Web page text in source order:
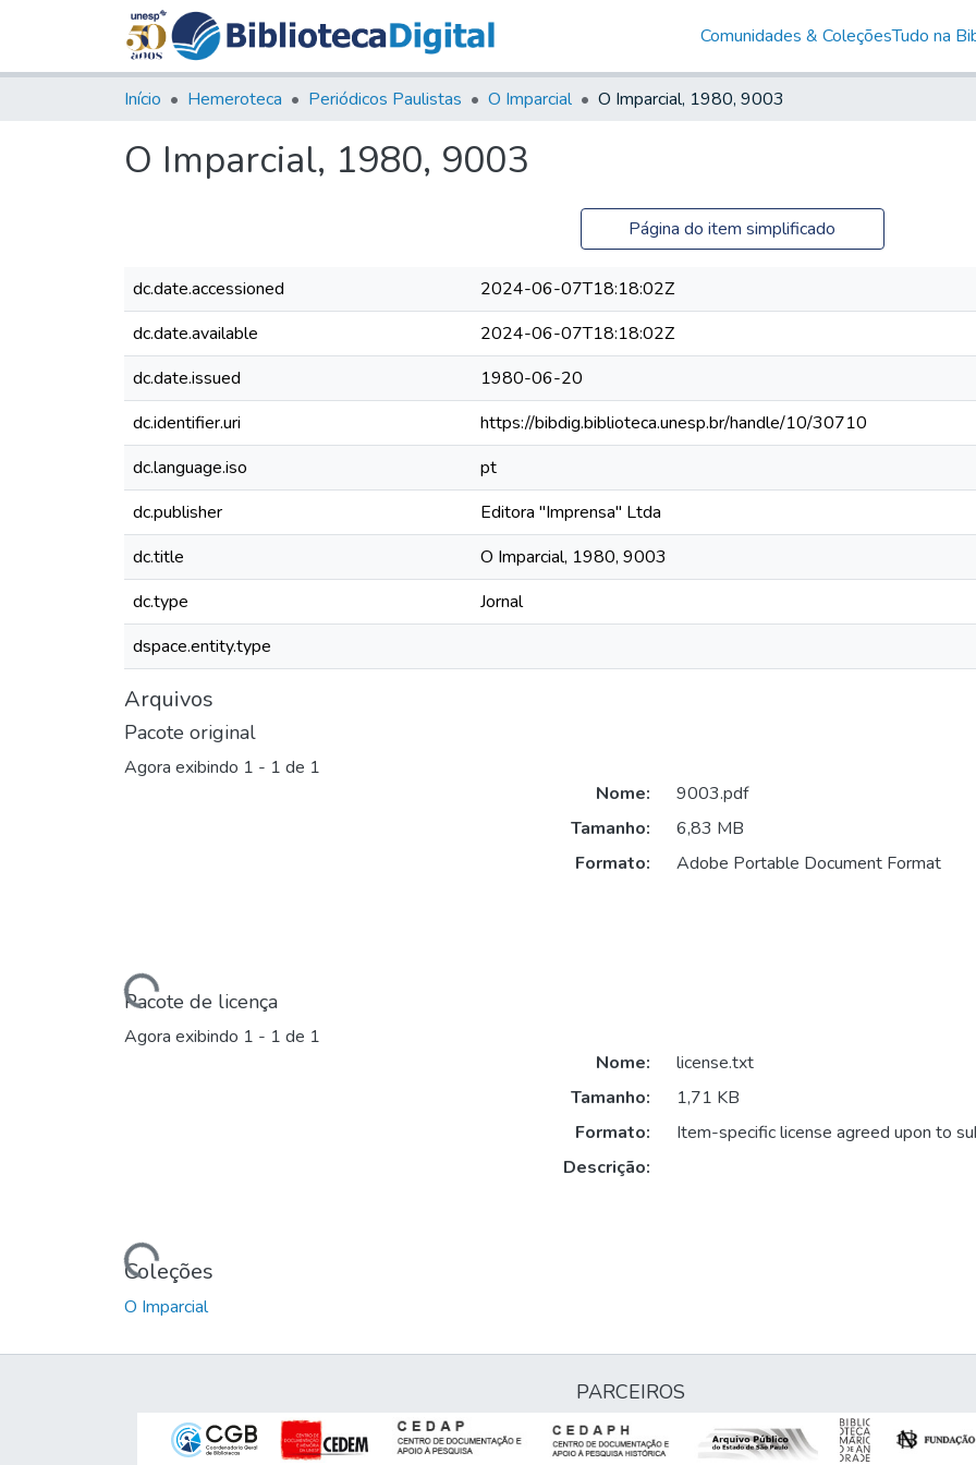
Comunidades & ColeçõesTudo na
Início Hemeroteca Periódicos Paulistas O Imparcial O Imparcial, 1980, 9003
O Imparcial, 1980, 9003
Página do item simplificado
dc.date.accessioned
2024-06-07T18:18:02Z
dc.date.available
2024-06-07T18:18:02Z
dc.date.issued
1980-06-20
dc.identifier.uri
https://bibdig.biblioteca.unesp.br/handle/10/30710
dc.language.iso
pt
dc.publisher
Editora "Imprensa" Ltda
dc.title
O Imparcial, 1980, 9003
dc.type
Jornal
dspace.entity.type
Arquivos
Pacote original
Agora exibindo 1 - 1 de 1
Carregando...
Nome:
9003.pdf
Tamanho:
6,83 MB
Formato:
Adobe Portable Document Format
Pacote de licença
Agora exibindo 1 - 1 de 1
Carregando...
Nome:
license.txt
Tamanho:
1,71 KB
Formato:
Item-specific license agreed upon to
Descrição:
Coleções
O Imparcial
PARCEIROS